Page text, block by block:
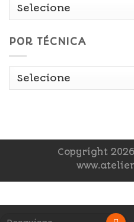
POR TÉCNICA
Copyright